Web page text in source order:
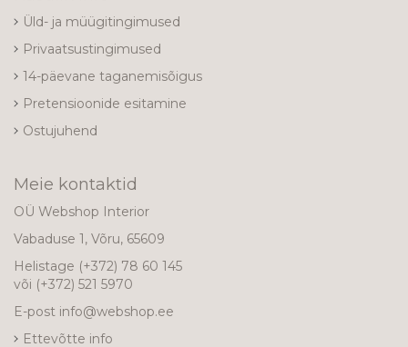
Üld- ja müügitingimused
Privaatsustingimused
14-päevane taganemisõigus
Pretensioonide esitamine
Ostujuhend
Meie kontaktid
OÜ Webshop Interior
Vabaduse 1, Võru, 65609
Helistage (+372) 78 60 145
või (+372) 521 5970
E-post info@webshop.ee
Ettevõtte info